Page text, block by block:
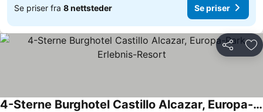
Se priser fra 8 nettsteder Se priser
Del
4-Sterne Burghotel Castillo Alcazar, Europa-Park Erlebnis-Resort